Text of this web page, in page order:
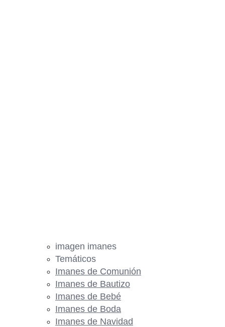
imagen imanes
Temáticos
Imanes de Comunión
Imanes de Bautizo
Imanes de Bebé
Imanes de Boda
Imanes de Navidad